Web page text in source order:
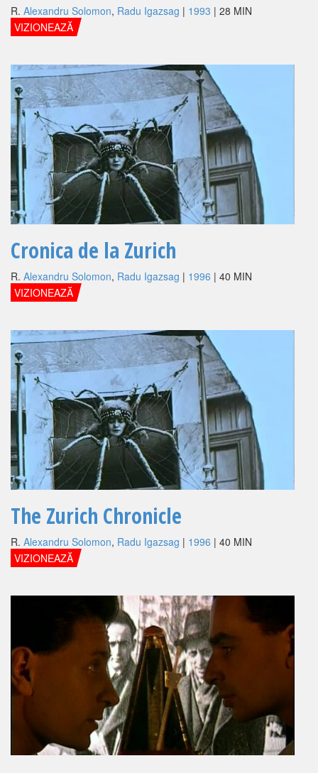
R. Alexandru Solomon, Radu Igazsag | 1993 | 28 MIN
VIZIONEAZĂ
Cronica de la Zurich
R. Alexandru Solomon, Radu Igazsag | 1996 | 40 MIN
VIZIONEAZĂ
The Zurich Chronicle
R. Alexandru Solomon, Radu Igazsag | 1996 | 40 MIN
VIZIONEAZĂ